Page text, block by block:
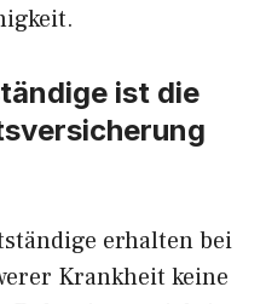
ist die
erhalten bei
Krankheit keine